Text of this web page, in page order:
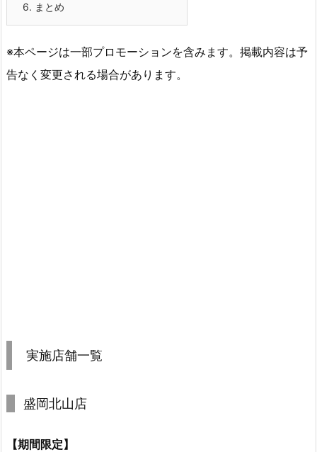
6. まとめ
※本ページは一部プロモーションを含みます。掲載内容は予
告なく変更される場合があります。
実施店舗一覧
盛岡北山店
【期間限定】